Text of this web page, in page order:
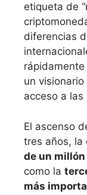
etiqueta de
diferencias
un
acceso a
El ascenso
tres años, la
de un
como la
más